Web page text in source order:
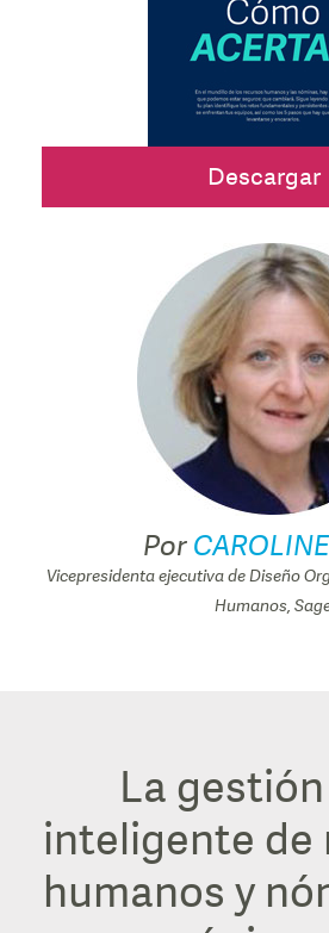
Descargar
PorCAROLINE
Vicepresidenta ejecutiva de Diseño
Humanos,
La
inteligente de
humanos y